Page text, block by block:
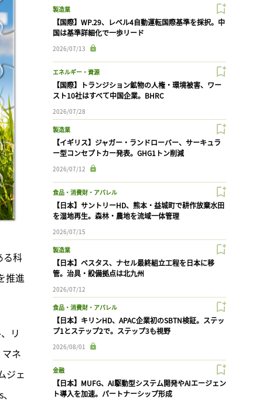
る科
推進
リ
ネ
ジェ
製造業
【国際】WP.29、レベル4自動運転国際基準を採択。中
国は基準詳細化で一歩リード
2026/07/13
エネルギー・資源
【国際】トランジション鉱物の人権・環境被害、ワー
スト10社はすべて中国企業。BHRC
2026/07/28
製造業
【イギリス】ジャガー・ランドローバー、サーキュラ
ー型コンセプトカー発表。GHG1トン削減
2026/07/12
食品・消費財・アパレル
【日本】サントリーHD、熊本・益城町で耕作放棄水田
を湿地再生。森林・農地を流域一体管理
2026/07/15
製造業
【日本】ベスタス、ナセル最終組立工程を日本に移
管。治具・設備拠点は北九州
2026/07/12
食品・消費財・アパレル
【日本】キリンHD、APAC企業初のSBTN検証。ステッ
プ1とステップ2で。ステップ3も視野
2026/08/01
金融
【日本】MUFG、AI駆動型システム開発やAIエージェン
ト導入を加速。パートナーシップ形成